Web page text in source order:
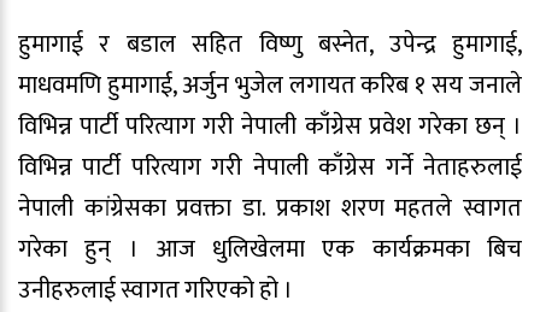
हुमागाई र बडाल सहित विष्णु बस्नेत, उपेन्द्र हुमागाई,
माधवमणि हुमागाई, अर्जुन भुजेल लगायत करिब १ सय जनाले
विभिन्न पार्टी परित्याग गरी नेपाली काँग्रेस प्रवेश गरेका छन् ।
विभिन्न पार्टी परित्याग गरी नेपाली काँग्रेस गर्ने नेताहरुलाई
नेपाली कांग्रेसका प्रवक्ता डा. प्रकाश शरण महतले स्वागत
गरेका हुन् । आज धुलिखेलमा एक कार्यक्रमका बिच
उनीहरुलाई स्वागत गरिएको हो ।